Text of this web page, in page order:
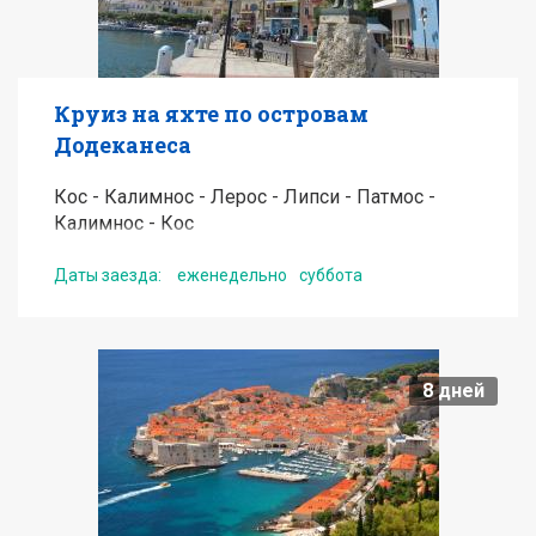
Круиз на яхте по островам
Додеканеса
Кос - Калимнос - Лерос - Липси - Патмос -
Калимнос - Кос
Даты заезда: еженедельно суббота
Подробнее
Получить консультацию по туру
8дней